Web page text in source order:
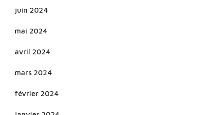
juin 2024
mai 2024
avril 2024
mars 2024
février 2024